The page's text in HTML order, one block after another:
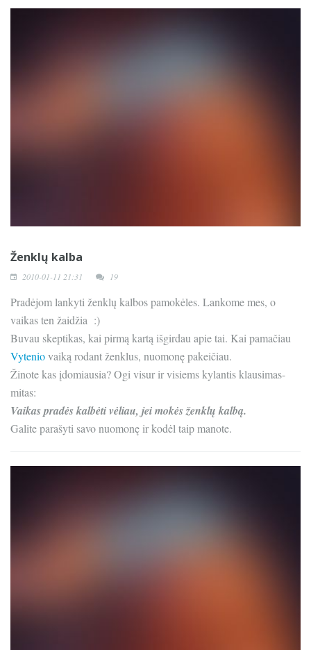
Ženklų kalba
2010-01-11 21:31 19
Pradėjom lankyti ženklų kalbos pamokėles. Lankome mes, o
vaikas ten žaidžia :)
Buvau skeptikas, kai pirmą kartą išgirdau apie tai. Kai pamačiau
Vyteniovaiką rodant ženklus, nuomonę pakeičiau.
Žinote kas įdomiausia? Ogi visur ir visiems kylantis klausimas-
mitas:
Vaikas pradės kalbėti vėliau, jei mokės ženklų kalbą.
Galite parašyti savo nuomonę ir kodėl taip manote.